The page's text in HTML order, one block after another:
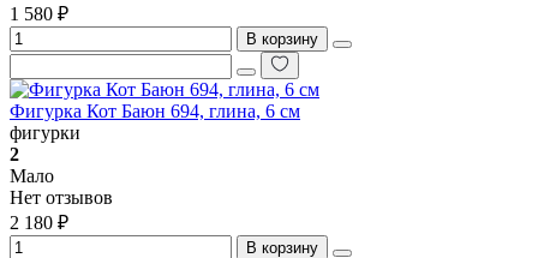
1 580 ₽
В корзину
Фигурка Кот Баюн 694, глина, 6 см
фигурки
2
Мало
Нет отзывов
2 180 ₽
В корзину